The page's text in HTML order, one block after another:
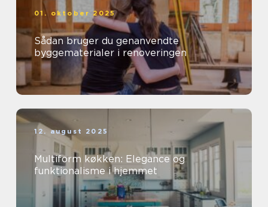
01. oktober 2025
Sådan bruger du genanvendte
byggematerialer i renoveringen
12. august 2025
Multiform køkken: Elegance og
funktionalisme i hjemmet